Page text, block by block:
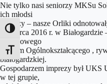
Toggle High Contrast
Toggle Font size
Nie tylko nasi seniorzy MKSu
ich młodsi
koledzy – nasze Orliki
19 marca 2016 r. w
miejscowego
Liceum Ogólnokształcącego ,
białogardzkiej.
Gospodarzem imprezy był UKS
w tej grupie,